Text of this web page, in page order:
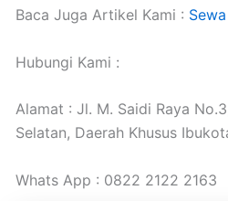
Baca Juga Artikel Kami :
Hubungi Kami :
Alamat : Jl. M. Saidi Raya
Selatan, Daerah Khusus
Whats App : 0822 2122 2163